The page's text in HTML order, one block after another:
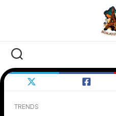
TRENDS